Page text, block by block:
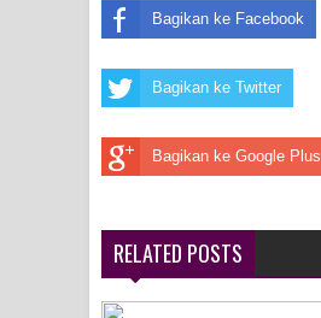
Bagikan ke Facebook
Bagikan ke Twitter
Bagikan ke Google Plus
RELATED POSTS